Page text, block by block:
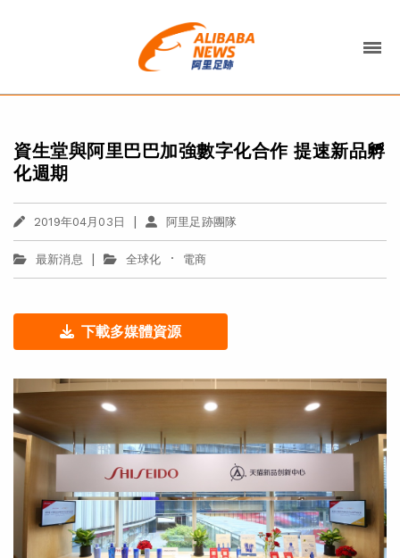
資生堂與阿里巴巴加強數字化合作 提速新品孵
化週期
2019年04月03日 | 阿里足跡團隊
最新消息 | 全球化 · 電商
下載多媒體資源